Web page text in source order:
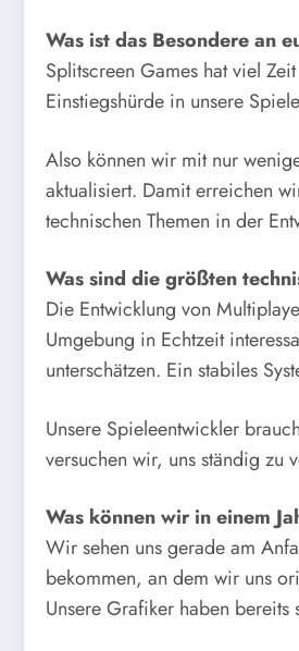
Was ist das Besondere an
Splitscreen Games hat viel
Einstiegshürde in unsere
Also können wir mit nur
aktualisiert. Damit erreichen
technischen Themen in der
Was sind die größten
Die Entwicklung von
Umgebung in Echtzeit
unterschätzen. Ein stabiles
Unsere Spieleentwickler
versuchen wir, uns ständig zu
Was können wir in einem
Wir sehen uns gerade am
bekommen, an dem wir uns
Unsere Grafiker haben